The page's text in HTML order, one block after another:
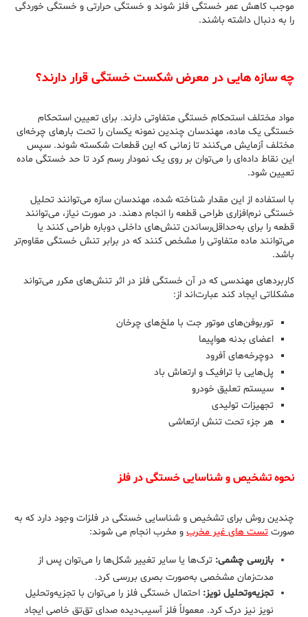
موجب کاهش عمر خستگی فلز شوند و خستگی حرارتی و خستگی خوردگی
را به دنبال داشته باشند.
چه سازه‌ هایی در معرض شکست خستگی قرار دارند؟
مواد مختلف استحکام خستگی متفاوتی دارند. برای تعیین استحکام
خستگی یک ماده، مهندسان چندین نمونه یکسان را تحت بارهای چرخه‌ای
مختلف آزمایش می‌کنند تا زمانی که این قطعات شکسته شوند. سپس
این نقاط داده‌ای را می‌توان بر روی یک نمودار رسم کرد تا حد خستگی ماده
تعیین شود.
با استفاده از این مقدار شناخته شده، مهندسان سازه می‌توانند تحلیل
خستگی نرم‌افزاری طراحی قطعه را انجام دهند. در صورت نیاز، می‌توانند
قطعه را برای به‌حداقل‌رساندن تنش‌های داخلی دوباره طراحی کنند یا
می‌توانند ماده متفاوتی را مشخص کنند که در برابر تنش خستگی مقاوم‌تر
باشد.
کاربردهای مهندسی که در آن خستگی فلز در اثر تنش‌های مکرر می‌تواند
مشکلاتی ایجاد کند عبارت‌اند از:
توربوفن‌های موتور جت با ملخ‌های چرخان
اعضای بدنه هواپیما
دوچرخه‌های آفرود
پل‌هایی با ترافیک و ارتعاش باد
سیستم تعلیق خودرو
تجهیزات تولیدی
هر جزء تحت تنش ارتعاشی
نحوه تشخیص و شناسایی خستگی در فلز
چندین روش برای تشخیص و شناسایی خستگی در فلزات وجود دارد که به
صورت تست های غیر مخرب و مخرب انجام می شوند:
بازرسی چشمی: ترک‌ها یا سایر تغییر شکل‌ها را می‌توان پس از
مدت‌زمان مشخصی به‌صورت بصری بررسی کرد.
تجزیه‌وتحلیل نویز: احتمال خستگی فلز را می‌توان با تجزیه‌وتحلیل
نویز نیز درک کرد. معمولاً فلز آسیب‌دیده صدای تق‌تق خاصی ایجاد